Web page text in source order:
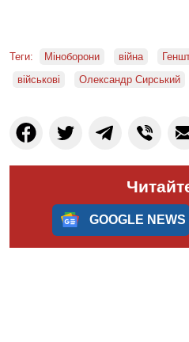
Теги: Міноборони війна
військові
Олександр Сирський
GOOGLE NEWS